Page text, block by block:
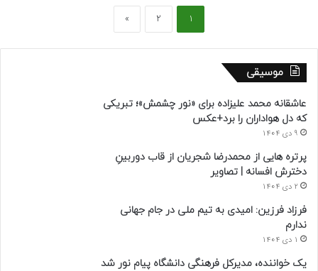
1
2
»
موسیقی
عاشقانه محمد علیزاده برای «نور چشمش»؛ تبریکی
که دل هواداران را برد+عکس
9 دی 1404
پرتره هایی از محمدرضا شجریان از قاب دوربینِ
دخترش افسانه | تصاویر
2 دی 1404
فرزاد فرزین: امیدی به تیم ملی در جام جهانی
ندارم
1 دی 1404
یک خواننده، مدیرکل فرهنگی دانشگاه پیام نور شد